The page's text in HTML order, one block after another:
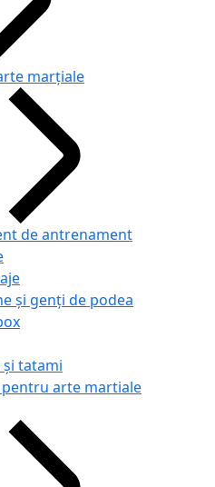
marțiale
de antrenament
și genți de podea
și tatami
arte martiale